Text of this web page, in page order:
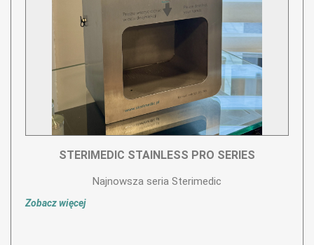
STERIMEDIC STAINLESS PRO SERIES
Najnowsza seria Sterimedic
Zobacz więcej